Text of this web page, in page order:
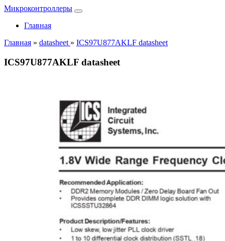
Микроконтроллеры
Главная
Главная » datasheet » ICS97U877AKLF datasheet
ICS97U877AKLF datasheet